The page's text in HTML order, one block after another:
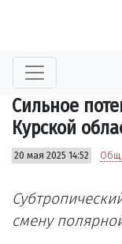
Сильное
Курской
20 мая 2025 14:52
смену